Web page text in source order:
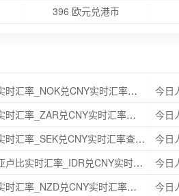
396 欧元兑港币
今日人民币兑挪威克朗实时汇率_NOK兑CNY实时汇率查询 2025年09月21日
今日人民币兑南非兰特实时汇率_ZAR兑CNY实时汇率查询 2025年09月21日
今日人民币兑瑞典克朗实时汇率_SEK兑CNY实时汇率查询 2025年09月21日
今日人民币兑印度尼西亚卢比实时汇率_IDR兑CNY实时汇率查询 2025年09月21日
今日人民币兑新西兰元实时汇率_NZD兑CNY实时汇率查询 2025年09月21日